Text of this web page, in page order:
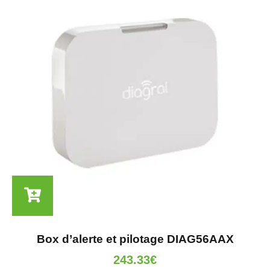
Box d’alerte et pilotage DIAG56AAX
243.33€